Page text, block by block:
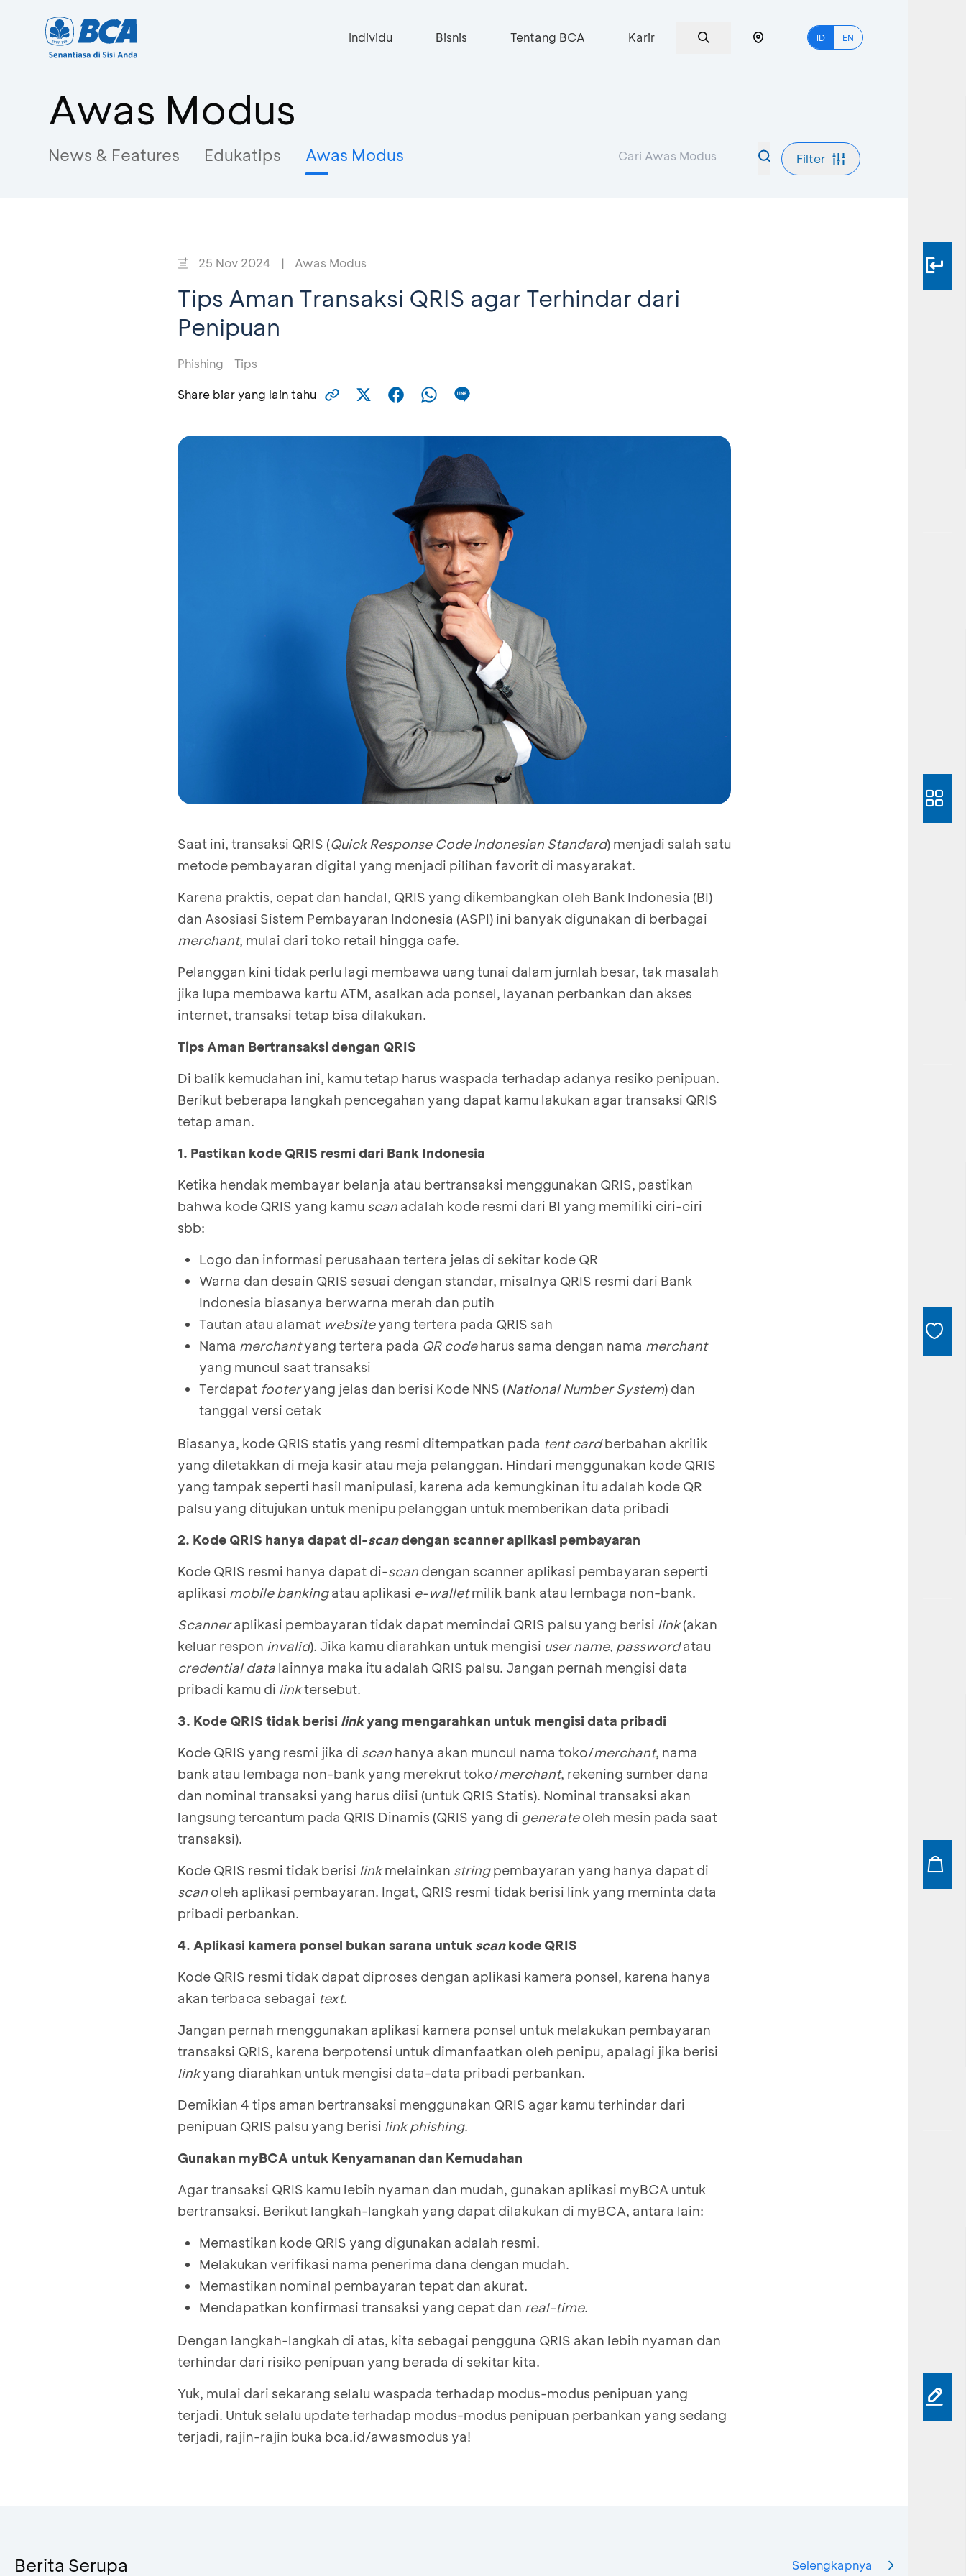
Individu Bisnis Tentang BCA Karir ID EN
Awas Modus
News & Features Edukatips Awas Modus Filter
25 Nov 2024 | Awas Modus
Tips Aman Transaksi QRIS agar Terhindar dari
Penipuan
Phishing Tips
Share biar yang lain tahu
Saat ini, transaksi QRIS (Quick Response Code Indonesian Standard) menjadi salah satu
metode pembayaran digital yang menjadi pilihan favorit di masyarakat.
Karena praktis, cepat dan handal, QRIS yang dikembangkan oleh Bank Indonesia (BI)
dan Asosiasi Sistem Pembayaran Indonesia (ASPI) ini banyak digunakan di berbagai
merchant, mulai dari toko retail hingga cafe.
Pelanggan kini tidak perlu lagi membawa uang tunai dalam jumlah besar, tak masalah
jika lupa membawa kartu ATM, asalkan ada ponsel, layanan perbankan dan akses
internet, transaksi tetap bisa dilakukan.
Tips Aman Bertransaksi dengan QRIS
Di balik kemudahan ini, kamu tetap harus waspada terhadap adanya resiko penipuan.
Berikut beberapa langkah pencegahan yang dapat kamu lakukan agar transaksi QRIS
tetap aman.
1. Pastikan kode QRIS resmi dari Bank Indonesia
Ketika hendak membayar belanja atau bertransaksi menggunakan QRIS, pastikan
bahwa kode QRIS yang kamu scan adalah kode resmi dari BI yang memiliki ciri-ciri
sbb:
Logo dan informasi perusahaan tertera jelas di sekitar kode QR
Warna dan desain QRIS sesuai dengan standar, misalnya QRIS resmi dari Bank
Indonesia biasanya berwarna merah dan putih
Tautan atau alamat websiteyang tertera pada QRIS sah
Nama merchantyang tertera pada QR codeharus sama dengan nama merchant
yang muncul saat transaksi
Terdapat footeryang jelas dan berisi Kode NNS (National Number System) dan
tanggal versi cetak
Biasanya, kode QRIS statis yang resmi ditempatkan pada tent cardberbahan akrilik
yang diletakkan di meja kasir atau meja pelanggan. Hindari menggunakan kode QRIS
yang tampak seperti hasil manipulasi, karena ada kemungkinan itu adalah kode QR
palsu yang ditujukan untuk menipu pelanggan untuk memberikan data pribadi
2. Kode QRIS hanya dapat di-scandengan scanner aplikasi pembayaran
Kode QRIS resmi hanya dapat di-scan dengan scanner aplikasi pembayaran seperti
aplikasi mobile bankingatau aplikasi e-walletmilik bank atau lembaga non-bank.
Scanneraplikasi pembayaran tidak dapat memindai QRIS palsu yang berisi link(akan
keluar respon invalid). Jika kamu diarahkan untuk mengisi user name, passwordatau
credential data lainnya maka itu adalah QRIS palsu. Jangan pernah mengisi data
pribadi kamu di linktersebut.
3. Kode QRIS tidak berisi linkyang mengarahkan untuk mengisi data pribadi
Kode QRIS yang resmi jika di scan hanya akan muncul nama toko/merchant, nama
bank atau lembaga non-bank yang merekrut toko/merchant, rekening sumber dana
dan nominal transaksi yang harus diisi (untuk QRIS Statis). Nominal transaksi akan
langsung tercantum pada QRIS Dinamis (QRIS yang di generateoleh mesin pada saat
transaksi).
Kode QRIS resmi tidak berisi linkmelainkan stringpembayaran yang hanya dapat di
scan oleh aplikasi pembayaran. Ingat, QRIS resmi tidak berisi link yang meminta data
pribadi perbankan.
4. Aplikasi kamera ponsel bukan sarana untuk scankode QRIS
Kode QRIS resmi tidak dapat diproses dengan aplikasi kamera ponsel, karena hanya
akan terbaca sebagai text.
Jangan pernah menggunakan aplikasi kamera ponsel untuk melakukan pembayaran
transaksi QRIS, karena berpotensi untuk dimanfaatkan oleh penipu, apalagi jika berisi
linkyang diarahkan untuk mengisi data-data pribadi perbankan.
Demikian 4 tips aman bertransaksi menggunakan QRIS agar kamu terhindar dari
penipuan QRIS palsu yang berisi link phishing.
Gunakan myBCA untuk Kenyamanan dan Kemudahan
Agar transaksi QRIS kamu lebih nyaman dan mudah, gunakan aplikasi myBCA untuk
bertransaksi. Berikut langkah-langkah yang dapat dilakukan di myBCA, antara lain:
Memastikan kode QRIS yang digunakan adalah resmi.
Melakukan verifikasi nama penerima dana dengan mudah.
Memastikan nominal pembayaran tepat dan akurat.
Mendapatkan konfirmasi transaksi yang cepat dan real-time.
Dengan langkah-langkah di atas, kita sebagai pengguna QRIS akan lebih nyaman dan
terhindar dari risiko penipuan yang berada di sekitar kita.
Yuk, mulai dari sekarang selalu waspada terhadap modus-modus penipuan yang
terjadi. Untuk selalu update terhadap modus-modus penipuan perbankan yang sedang
terjadi, rajin-rajin buka bca.id/awasmodus ya!
Berita Serupa Selengkapnya